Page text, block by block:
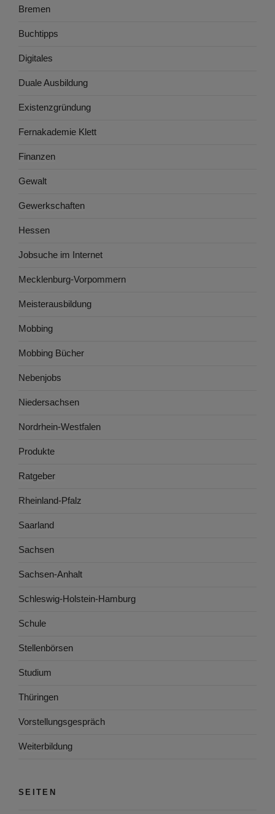
Bremen
Buchtipps
Digitales
Duale Ausbildung
Existenzgründung
Fernakademie Klett
Finanzen
Gewalt
Gewerkschaften
Hessen
Jobsuche im Internet
Mecklenburg-Vorpommern
Meisterausbildung
Mobbing
Mobbing Bücher
Nebenjobs
Niedersachsen
Nordrhein-Westfalen
Produkte
Ratgeber
Rheinland-Pfalz
Saarland
Sachsen
Sachsen-Anhalt
Schleswig-Holstein-Hamburg
Schule
Stellenbörsen
Studium
Thüringen
Vorstellungsgespräch
Weiterbildung
SEITEN